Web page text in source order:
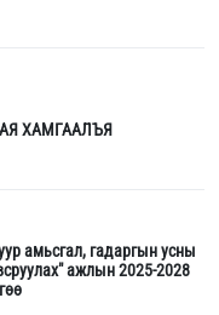
ХАМГААЛЪЯ
амьсгал, гадаргын усны
ажлын 2025-2028